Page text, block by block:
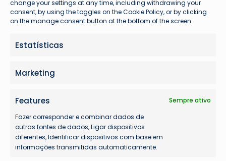
change your settings at any time, including withdrawing your
consent, by using the toggles on the Cookie Policy, or by clicking
on the manage consent button at the bottom of the screen.
Estatísticas
Marketing
Features
Sempre ativo
Fazer corresponder e combinar dados de
outras fontes de dados, Ligar dispositivos
diferentes, Identificar dispositivos com base em
informações transmitidas automaticamente.